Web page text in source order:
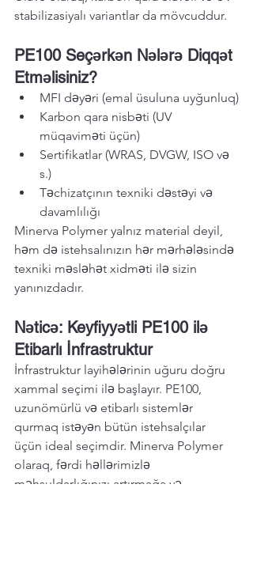
stabilizasiyalı variantlar da mövcuddur.
PE100 Seçərkən Nələrə Diqqət
Etməlisiniz?
MFI dəyəri (emal üsuluna uyğunluq)
Karbon qara nisbəti (UV
müqaviməti üçün)
Sertifikatlar (WRAS, DVGW, ISO və
s.)
Təchizatçının texniki dəstəyi və
davamlılığı
Minerva Polymer yalnız material deyil,
həm də istehsalınızın hər mərhələsində
texniki məsləhət xidməti ilə sizin
yanınızdadır.
Nəticə: Keyfiyyətli PE100 ilə
Etibarlı İnfrastruktur
İnfrastruktur layihələrinin uğuru doğru
xammal seçimi ilə başlayır. PE100,
uzunömürlü və etibarlı sistemlər
qurmaq istəyən bütün istehsalçılar
üçün ideal seçimdir. Minerva Polymer
olaraq, fərdi həllərimizlə
məhsuldarlığınızı artırmağa və